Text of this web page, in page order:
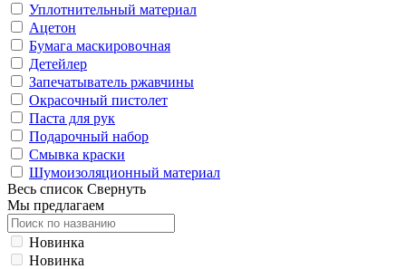
Уплотнительный материал
Ацетон
Бумага маскировочная
Детейлер
Запечатыватель ржавчины
Окрасочный пистолет
Паста для рук
Подарочный набор
Смывка краски
Шумоизоляционный материал
Весь список Свернуть
Мы предлагаем
Новинка
Новинка